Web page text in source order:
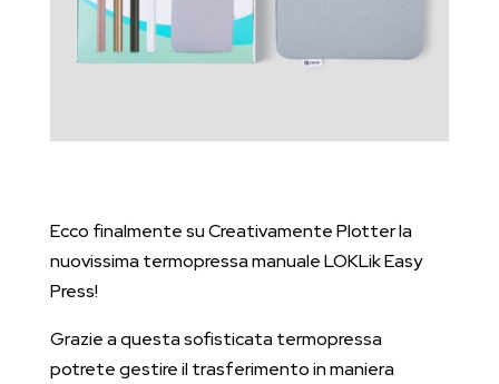
Ecco finalmente su Creativamente Plotter la
nuovissima termopressa manuale LOKLik Easy
Press!
Grazie a questa sofisticata termopressa
potrete gestire il trasferimento in maniera